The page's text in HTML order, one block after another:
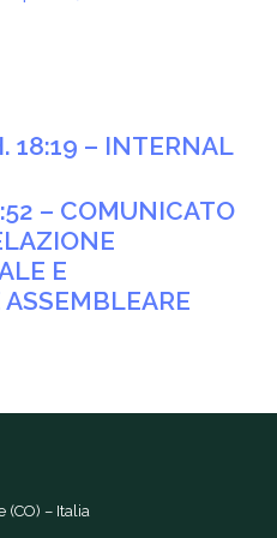
18:19 – INTERNAL
– COMUNICATO
E
(CO) – Italia